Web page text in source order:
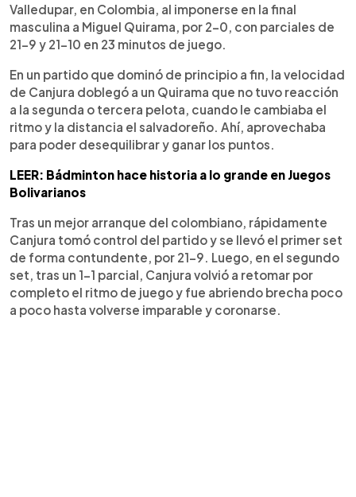
Valledupar, en Colombia, al imponerse en la final
masculina a Miguel Quirama, por 2-0, con parciales de
21-9 y 21-10 en 23 minutos de juego.
En un partido que dominó de principio a fin, la velocidad
de Canjura doblegó a un Quirama que no tuvo reacción
a la segunda o tercera pelota, cuando le cambiaba el
ritmo y la distancia el salvadoreño. Ahí, aprovechaba
para poder desequilibrar y ganar los puntos.
LEER: Bádminton hace historia a lo grande en Juegos
Bolivarianos
Tras un mejor arranque del colombiano, rápidamente
Canjura tomó control del partido y se llevó el primer set
de forma contundente, por 21-9. Luego, en el segundo
set, tras un 1-1 parcial, Canjura volvió a retomar por
completo el ritmo de juego y fue abriendo brecha poco
a poco hasta volverse imparable y coronarse.